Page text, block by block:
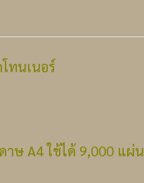
ทนเนอร์
ษ A4 ใช้ได้ 9,000 แผ่น